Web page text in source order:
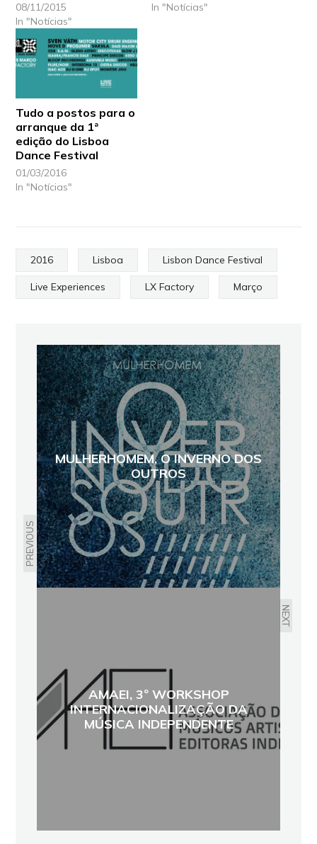
08/11/2015
In "Notícias"
In "Notícias"
Tudo a postos para o
arranque da 1ª
edição do Lisboa
Dance Festival
01/03/2016
In "Notícias"
2016 Lisboa Lisbon Dance Festival
Live Experiences LX Factory Março
PREVIOUS
MULHERHOMEM, O INVERNO DOS
OUTROS
NEXT
AMAEI, 3º WORKSHOP
INTERNACIONALIZAÇÃO DA
MÚSICA INDEPENDENTE